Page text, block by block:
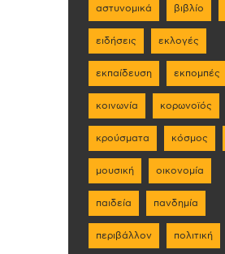
αστυνομικά βιβλίο
ειδήσεις εκλογές
εκπαίδευση εκπομπές
κοινωνία κορωνοϊός
κρούσματα κόσμος
μουσική οικονομία
παιδεία πανδημία
περιβάλλον πολιτική